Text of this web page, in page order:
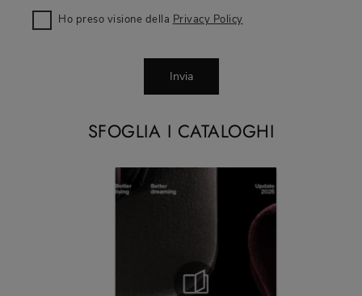
SFOGLIA I CATALOGHI
Ho preso visione della Privacy Policy
Invia